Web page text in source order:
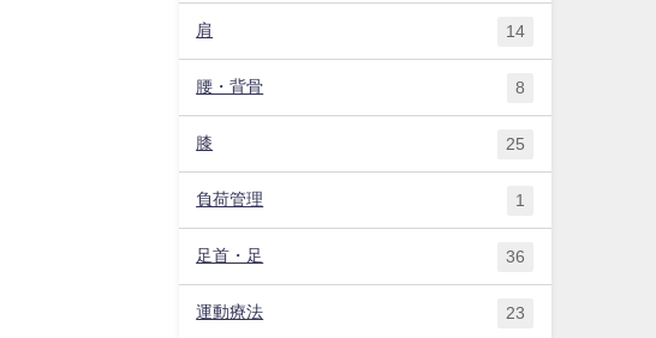
肩 14
腰・背骨 8
膝 25
負荷管理 1
足首・足 36
運動療法 23